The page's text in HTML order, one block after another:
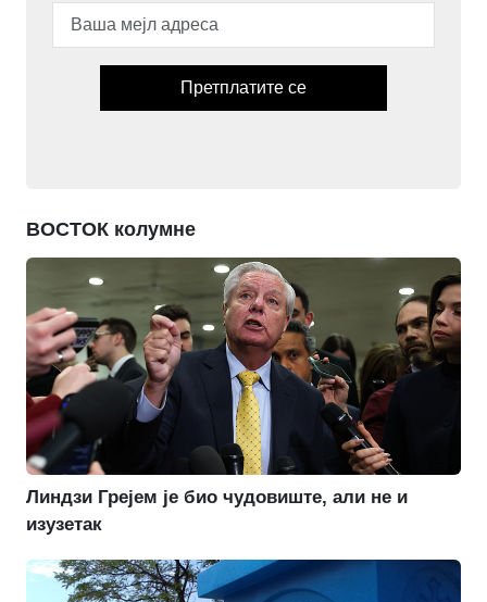
Претплатите се
ВОСТОК колумне
Линдзи Грејем је био чудовиште, али не и
изузетак